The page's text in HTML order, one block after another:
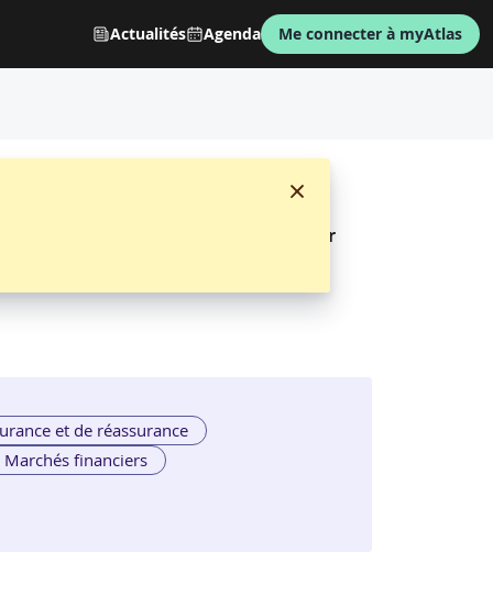
Actualités Agenda Me connecter à myAtlas
IT
par
et de réassurance
Marchés financiers